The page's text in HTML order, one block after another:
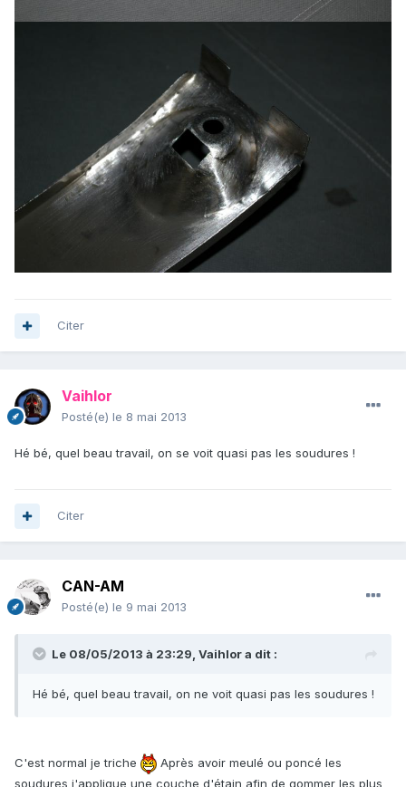
Citer
Vaihlor
Posté(e) le 8 mai 2013
Hé bé, quel beau travail, on se voit quasi pas les soudures !
Citer
CAN-AM
Posté(e) le 9 mai 2013
Le 08/05/2013 à 23:29, Vaihlor a dit :
Hé bé, quel beau travail, on ne voit quasi pas les soudures !
C'est normal je triche
Après avoir meulé ou poncé les
soudures j'applique une couche d'étain afin de gommer les plus